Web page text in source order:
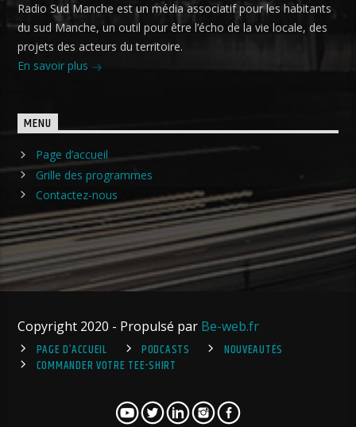
Radio Sud Manche est un média associatif pour les habitants
du sud Manche, un outil pour être l’écho de la vie locale, des
projets des acteurs du territoire.
En savoir plus
MENU
Page d’accueil
Grille des programmes
Contactez-nous
Copyright 2020 - Propulsé par Be-web.fr
PAGE D’ACCUEIL
PODCASTS
NOUVEAUTÉS
COMMANDER VOTRE TEE-SHIRT